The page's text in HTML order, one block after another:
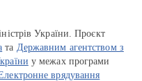
України. Проєкт
та Державним агентством з
у межах програми
врядування